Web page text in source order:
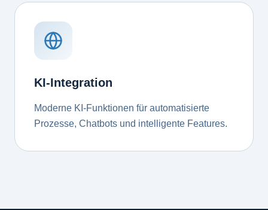
KI-Integration
Moderne KI-Funktionen für automatisierte
Prozesse, Chatbots und intelligente Features.